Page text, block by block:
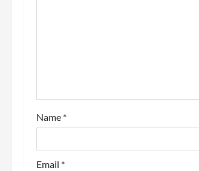
o
n
Name *
Email *